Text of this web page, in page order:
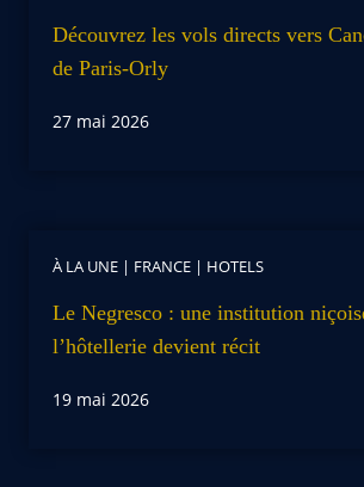
Découvrez les vols directs vers
de Paris-Orly
27 mai 2026
À LA UNE | FRANCE | HOTELS
Le Negresco : une institution
l’hôtellerie devient récit
19 mai 2026